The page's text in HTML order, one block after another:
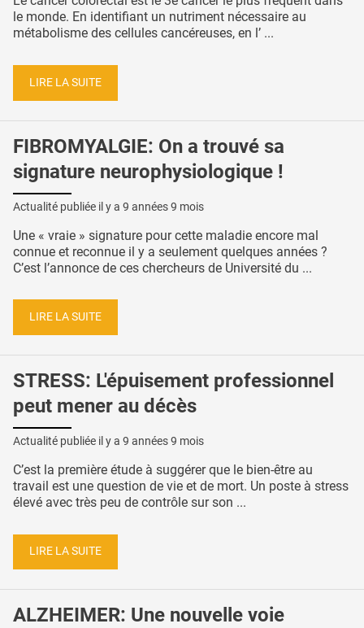
le monde. En identifiant un nutriment nécessaire au
métabolisme des cellules cancéreuses, en l’ ...
LIRE LA SUITE
FIBROMYALGIE: On a trouvé sa
signature neurophysiologique !
Actualité publiée il y a 9 années 9 mois
Une « vraie » signature pour cette maladie encore mal
connue et reconnue il y a seulement quelques années ?
C’est l’annonce de ces chercheurs de Université du ...
LIRE LA SUITE
STRESS: L'épuisement professionnel
peut mener au décès
Actualité publiée il y a 9 années 9 mois
C’est la première étude à suggérer que le bien-être au
travail est une question de vie et de mort. Un poste à stress
élevé avec très peu de contrôle sur son ...
LIRE LA SUITE
ALZHEIMER: Une nouvelle voie